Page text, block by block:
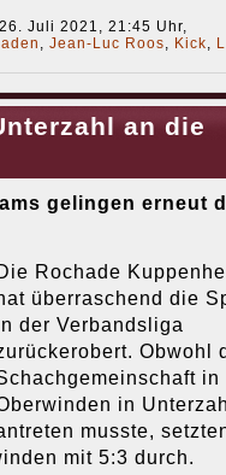
Juli 2021, 21:45 Uhr,
, Jean-Luc Roos, Kick,
an die
gelingen erneut
Rochade
überraschend die
der Verbandsliga
Obwohl
in
in
musste,
mit 5:3 durch.